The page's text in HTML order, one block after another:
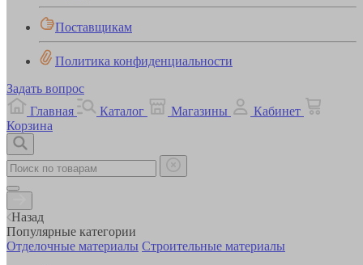
Поставщикам
Политика конфиденциальности
Задать вопрос
Главная
Каталог Магазины
Кабинет
Корзина
Назад
Популярные категории
Отделочные материалы Строительные материалы